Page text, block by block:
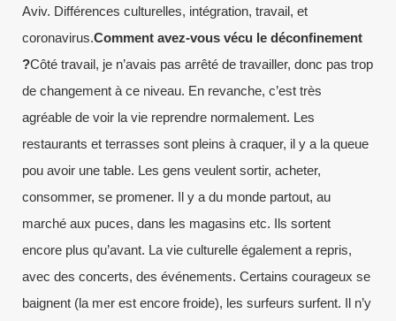
Aviv. Différences culturelles, intégration, travail, et
coronavirus.Comment avez-vous vécu le déconfinement
?Côté travail, je n’avais pas arrêté de travailler, donc pas trop
de changement à ce niveau. En revanche, c’est très
agréable de voir la vie reprendre normalement. Les
restaurants et terrasses sont pleins à craquer, il y a la queue
pou avoir une table. Les gens veulent sortir, acheter,
consommer, se promener. Il y a du monde partout, au
marché aux puces, dans les magasins etc. Ils sortent
encore plus qu’avant. La vie culturelle également a repris,
avec des concerts, des événements. Certains courageux se
baignent (la mer est encore froide), les surfeurs surfent. Il n’y